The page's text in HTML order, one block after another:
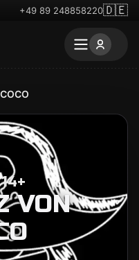
+49 89 248858220🇩🇪
VON